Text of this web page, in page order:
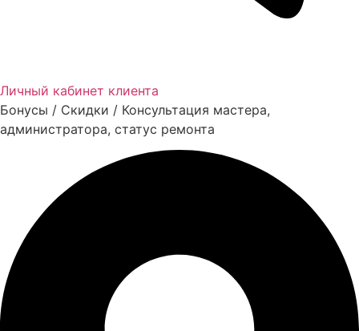
Личный кабинет клиента
Бонусы / Скидки / Консультация мастера,
администратора, статус ремонта